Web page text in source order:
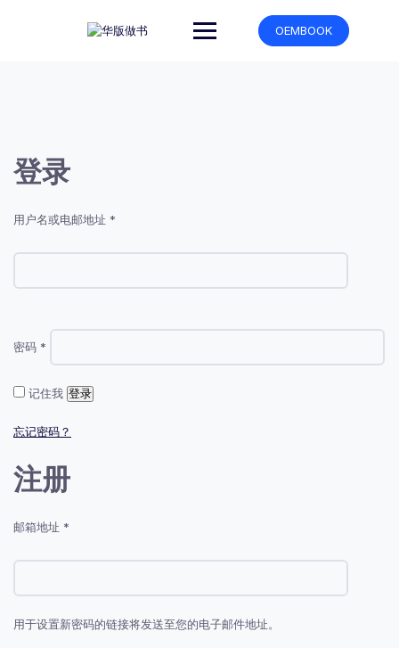
OEMBOOK
登录
用户名或电邮地址 *
密码 *
填
记住我 登录
忘记密码？
注册
邮箱地址 *
用于设置新密码的链接将发送至您的电子邮件地址。